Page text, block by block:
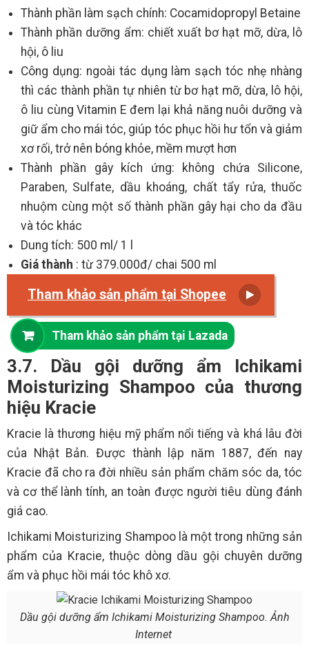
Thành phần làm sạch chính: Cocamidopropyl Betaine
Thành phần dưỡng ẩm: chiết xuất bơ hạt mỡ, dừa, lô
hội, ô liu
Công dụng: ngoài tác dụng làm sạch tóc nhẹ nhàng
thì các thành phần tự nhiên từ bơ hạt mỡ, dừa, lô hội,
ô liu cùng Vitamin E đem lại khả năng nuôi dưỡng và
giữ ẩm cho mái tóc, giúp tóc phục hồi hư tổn và giảm
xơ rối, trở nên bóng khỏe, mềm mượt hơn
Thành phần gây kích ứng: không chứa Silicone,
Paraben, Sulfate, dầu khoáng, chất tẩy rửa, thuốc
nhuộm cùng một số thành phần gây hại cho da đầu
và tóc khác
Dung tích: 500 ml/ 1 l
Giá thành : từ 379.000đ/ chai 500 ml
Tham khảo sản phẩm tại Shopee
Tham khảo sản phẩm tại Lazada
3.7. Dầu gội dưỡng ẩm Ichikami
Moisturizing Shampoo của thương
hiệu Kracie
Kracie là thương hiệu mỹ phẩm nổi tiếng và khá lâu đời
của Nhật Bản. Được thành lập năm 1887, đến nay
Kracie đã cho ra đời nhiều sản phẩm chăm sóc da, tóc
và cơ thể lành tính, an toàn được người tiêu dùng đánh
giá cao.
Ichikami Moisturizing Shampoo là một trong những sản
phẩm của Kracie, thuộc dòng dầu gội chuyên dưỡng
ẩm và phục hồi mái tóc khô xơ.
Dầu gội dưỡng ẩm Ichikami Moisturizing Shampoo. Ảnh
Internet